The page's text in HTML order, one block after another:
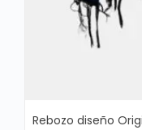
Rebozo diseño